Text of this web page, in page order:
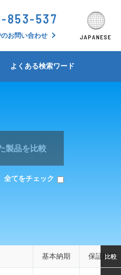
853-537
お問い合わせ JAPANESE
ENGLISH
よくある検索ワード
リーズ別比較表
リーズ別比較表
リーズ別比較表
リーズ別比較表
リーズ別比較表
リーズ別比較表
製品を比較
全てをチェック
基本納期 保証期間
基本納期 保証期間
比較
比較